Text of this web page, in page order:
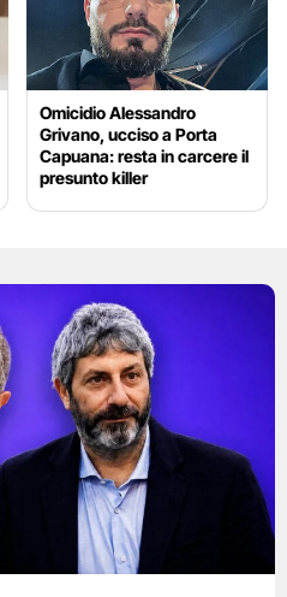
Omicidio Alessandro
Grivano, ucciso a Porta
Capuana: resta in carcere il
presunto killer